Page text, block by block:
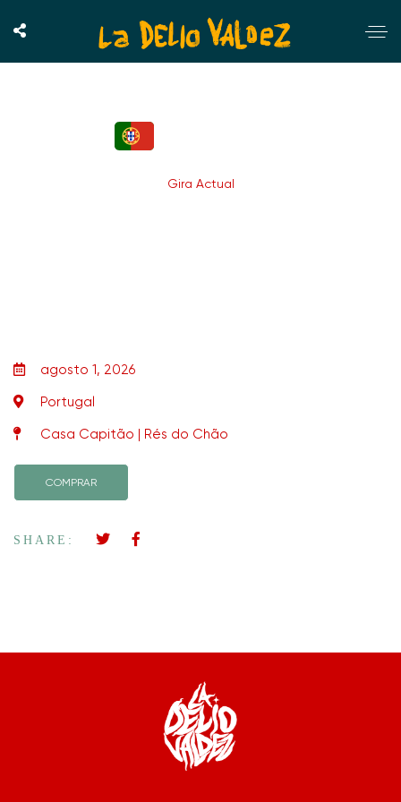
Gira Actual
agosto 1, 2026
Portugal
Casa Capitão | Rés do Chão
COMPRAR
SHARE: